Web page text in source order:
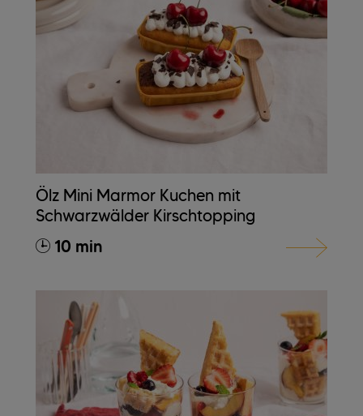
Ölz Mini Marmor Kuchen mit
Schwarzwälder Kirschtopping
10 min